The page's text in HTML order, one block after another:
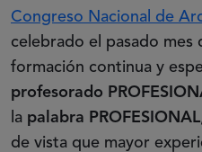
Congreso Nacional de
celebrado el pasado mes
formación continua y
profesorado
la palabra PROFESIONAL
de vista que mayor